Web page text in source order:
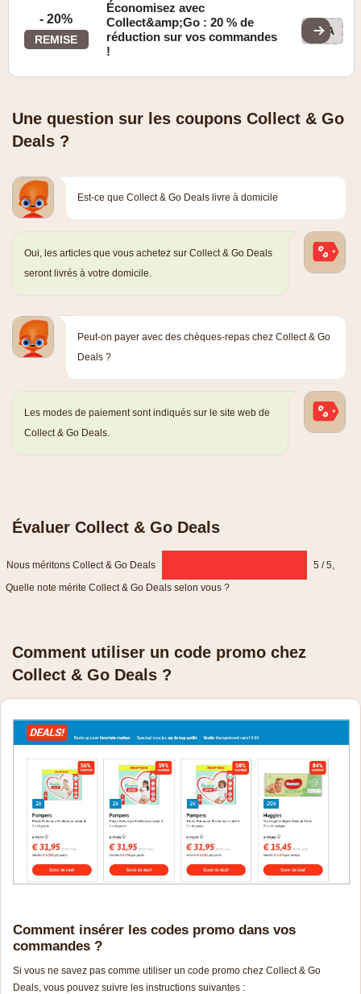
- 20%
REMISE
Économisez avec
Collect&amp;Go : 20 % de
réduction sur vos commandes
!
DEA
Une question sur les coupons Collect & Go
Deals ?
Est-ce que Collect & Go Deals livre à domicile
Oui, les articles que vous achetez sur Collect & Go Deals
seront livrés à votre domicile.
Peut-on payer avec des chèques-repas chez Collect & Go
Deals ?
Les modes de paiement sont indiqués sur le site web de
Collect & Go Deals.
Évaluer Collect & Go Deals
Nous méritons Collect & Go Deals 5 / 5
Quelle note mérite Collect & Go Deals selon vous ?
Comment utiliser un code promo chez
Collect & Go Deals ?
Comment insérer les codes promo dans vos
commandes ?
Si vous ne savez pas comme utiliser un code promo chez Collect & Go
Deals, vous pouvez suivre les instructions suivantes :